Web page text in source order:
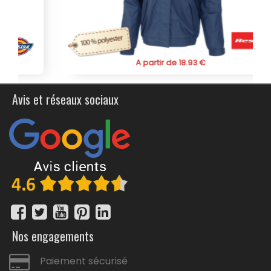
bombers personnalisé réversible est l'accessoire idéal
pour ajouter du style et de la polyvalence à votre garde-
robe, tout en restant confortable et chaud à votre
communication.
A partir de 18.93 €
Avis et réseaux sociaux
Nos engagements
Paiement sécurisé